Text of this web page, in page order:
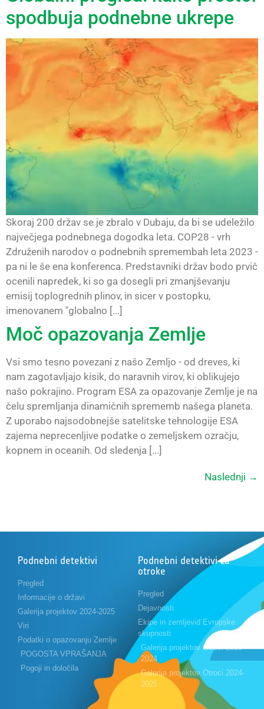
spodbuja podnebne ukrepe
Skoraj 200 držav se je zbralo v Dubaju, da bi se udeležilo
največjega podnebnega dogodka leta. COP28 - vrh
Združenih narodov o podnebnih spremembah leta 2023 -
pa ni le še ena konferenca. Predstavniki držav bodo prvič
ocenili napredek, ki so ga dosegli pri zmanjševanju
emisij toplogrednih plinov, in sicer v postopku,
imenovanem "globalno [...]
Moč opazovanja Zemlje
Vsi smo tesno povezani z našo Zemljo - od dreves, ki
nam zagotavljajo kisik, do naravnih virov, ki oblikujejo
našo pokrajino. Program ESA za opazovanje Zemlje je na
čelu spremljanja dinamičnih sprememb našega planeta.
Z uporabo najsodobnejše satelitske tehnologije ESA
zajema neprecenljive podatke o zemeljskem ozračju,
kopnem in oceanih. Od sledenja [...]
Naslednji →
Podnebni detektivi
Pregled
Informacije o državi
Galerija projektov 2024-2025
Viri
Podatki o opazovanju Zemlje
POGOSTA VPRAŠANJA
Pogoji in določila
Podnebni detektivi za
otroke
Pregled
Dejavnosti
Ekipe in zemljevid Evropske
skupnosti
Galerija projektov Otroci 2023-
2024
Galerija projektov Otroci 2024-
2025